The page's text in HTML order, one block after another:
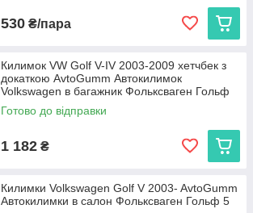
530 ₴/пара
Килимок VW Golf V-IV 2003-2009 хетчбек з
докаткою AvtoGumm Автокилимок
Volkswagen в багажник Фольксваген Гольф
5-6
Готово до відправки
1 182 ₴
Килимки Volkswagen Golf V 2003- AvtoGumm
Автокилимки в салон Фольксваген Гольф 5